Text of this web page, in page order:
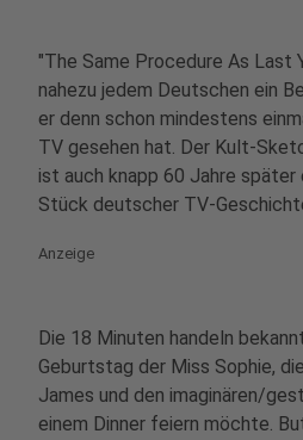
"The Same Procedure As Last
nahezu jedem Deutschen ein
er denn schon mindestens
TV gesehen hat. Der Kult-
ist auch knapp 60 Jahre
Stück deutscher TV-
Anzeige
Die 18 Minuten handeln
Geburtstag der Miss Sophie,
James und den imaginären/
einem Dinner feiern möchte.